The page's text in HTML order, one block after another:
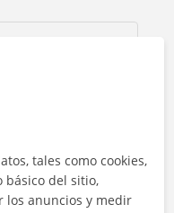
tales como cookies,
del sitio,
los anuncios y medir